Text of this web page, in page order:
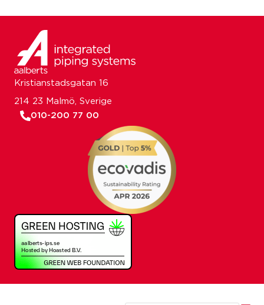
Kristianstadsgatan 16
214 23 Malmö, Sverige
010-200 77 00